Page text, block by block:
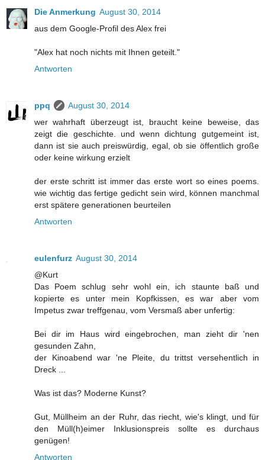
Die Anmerkung August 30, 2014
aus dem Google-Profil des Alex frei
"Alex hat noch nichts mit Ihnen geteilt."
Antworten
ppq
August 30, 2014
wer wahrhaft überzeugt ist, braucht keine beweise, das
zeigt die geschichte. und wenn dichtung gutgemeint ist,
dann ist sie auch preiswürdig, egal, ob sie öffentlich große
oder keine wirkung erzielt
der erste schritt ist immer das erste wort so eines poems.
wie wichtig das fertige gedicht sein wird, können manchmal
erst spätere generationen beurteilen
Antworten
eulenfurz August 30, 2014
@Kurt
Das Poem schlug sehr wohl ein, ich staunte baß und
kopierte es unter mein Kopfkissen, es war aber vom
Impetus zwar treffgenau, vom Versmaß aber unfertig:
Bei dir im Haus wird eingebrochen, man zieht dir 'nen
gesunden Zahn,
der Kinoabend war 'ne Pleite, du trittst versehentlich in
Dreck ...
Was ist das? Moderne Kunst?
Gut, Müllheim an der Ruhr, das riecht, wie's klingt, und für
den Müll(h)eimer Inklusionspreis sollte es durchaus
genügen!
Antworten